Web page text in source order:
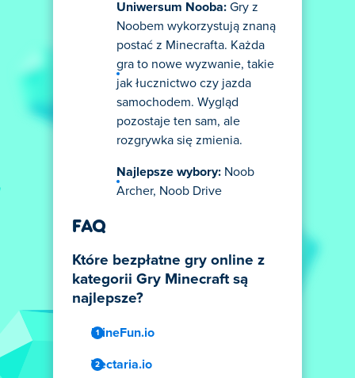
Uniwersum Nooba: Gry z
Noobem wykorzystują znaną
postać z Minecrafta. Każda
gra to nowe wyzwanie, takie
jak łucznictwo czy jazda
samochodem. Wygląd
pozostaje ten sam, ale
rozgrywka się zmienia.
Najlepsze wybory: Noob
Archer, Noob Drive
FAQ
Które bezpłatne gry online z
kategorii Gry Minecraft są
najlepsze?
MineFun.io
Vectaria.io